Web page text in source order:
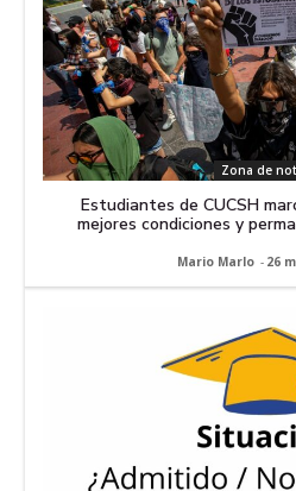
Zona de
Estudiantes de CUCSH
mejores condiciones y
Mario Marlo - 26